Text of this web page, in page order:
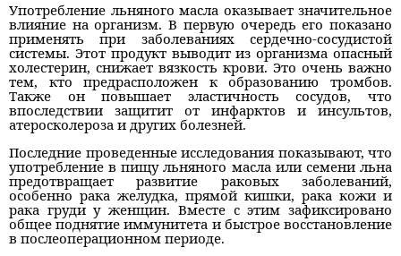
Употребление льняного масла оказывает значительное
влияние на организм. В первую очередь его показано
применять при заболеваниях сердечно-сосудистой
системы. Этот продукт выводит из организма опасный
холестерин, снижает вязкость крови. Это очень важно
тем, кто предрасположен к образованию тромбов.
Также он повышает эластичность сосудов, что
впоследствии защитит от инфарктов и инсультов,
атеросколероза и других болезней.
Последние проведенные исследования показывают, что
употребление в пищу льняного масла или семени льна
предотвращает развитие раковых заболеваний,
особенно рака желудка, прямой кишки, рака кожи и
рака груди у женщин. Вместе с этим зафиксировано
общее поднятие иммунитета и быстрое восстановление
в послеоперационном периоде.